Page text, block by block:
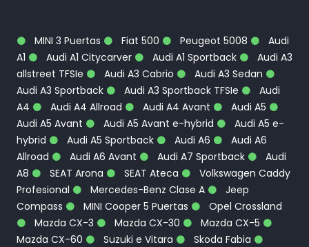
MINI 3 Puertas Fiat 500 Peugeot 5008
Audi
A1
Audi A1 Citycarver Audi A1 Sportback
Audi A3
allstreet TFSIe
Audi A3 Cabrio
Audi A3 Sedan
Audi A3 Sportback
Audi A3 Sportback TFSIe
Audi
A4
Audi A4 Allroad Audi A4 Avant
Audi A5
Audi A5 Avant
Audi A5 Avant e-hybrid
Audi A5 e-
hybrid
Audi A5 Sportback Audi A6
Audi A6
Allroad
Audi A6 Avant Audi A7 Sportback
Audi
A8
SEAT Arona SEAT Ateca
Volkswagen Caddy
Profesional
Mercedes-Benz Clase A
Jeep
Compass
MINI Cooper 5 Puertas
Opel Crossland
Mazda CX-3
Mazda CX-30
Mazda CX-5
Mazda CX-60
Suzuki e Vitara
Skoda Fabia